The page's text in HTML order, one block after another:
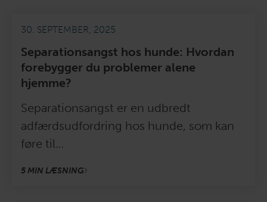
30. SEPTEMBER, 2025
Separationsangst hos hunde: Hvordan
forebygger du problemer alene
hjemme?
Separationsangst er en udbredt
adfærdsudfordring hos hunde, som kan
føre til…
5 MIN LÆSNING